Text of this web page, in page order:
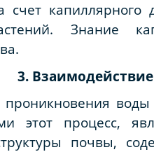
счет
Знание
3.
этот процесс,
почвы,